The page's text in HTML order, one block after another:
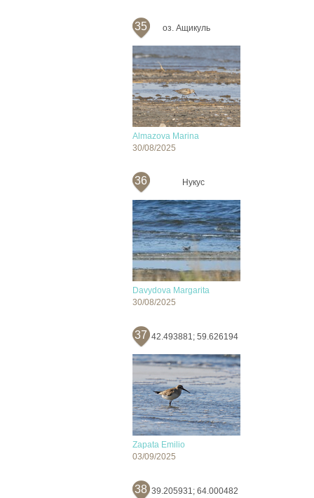
35 оз. Ащикуль
Almazova Marina
30/08/2025
36 Нукус
Davydova Margarita
30/08/2025
37 42.493881; 59.626194
Zapata Emilio
03/09/2025
38 39.205931; 64.000482